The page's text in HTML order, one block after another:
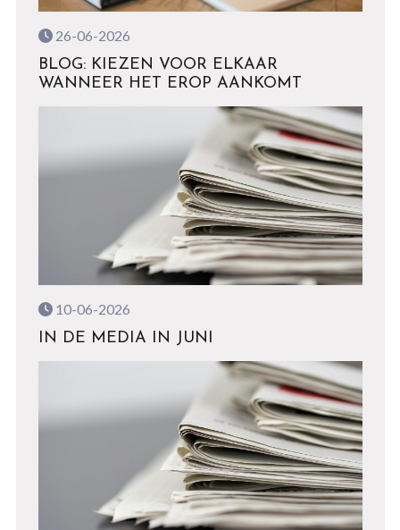
26-06-2026
BLOG: KIEZEN VOOR ELKAAR
WANNEER HET EROP AANKOMT
10-06-2026
IN DE MEDIA IN JUNI